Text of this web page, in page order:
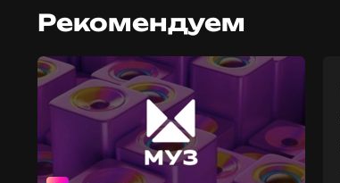
Рекомендуем